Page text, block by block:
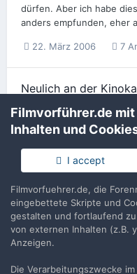
dürfen. Aber ich habe
anders empfunden, eher
22. März 2006 7
Neulich an der
antwortete auf
loool!
21. März 2006
Neulich an der
supafly antwortete auf
3 Kerle für einen wilden
Couchgekuschel
Filmvorführer.de
Inhalten und
I accept
Filmvorfuehrer.de, die
eingebettete Skripte und
gestalten und fortlaufend
von externen Inhalten (z.B.
Anzeigen.
Die Verarbeitungszwecke